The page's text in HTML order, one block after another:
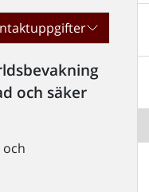
och säker